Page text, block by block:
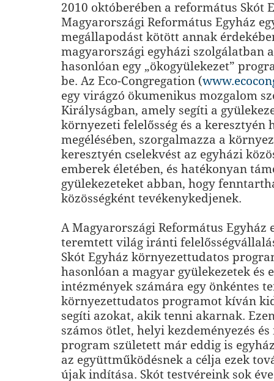
2010 októberében a református Skót
Magyarországi Református Egyház
megállapodást kötött annak
magyarországi egyházi szolgálatban
hasonlóan egy „ökogyülekezet”
be. Az Eco-Congregation (
egy virágzó ökumenikus mozgalom
Királyságban, amely segíti a
környezeti felelősség és a keresztyén
megélésében, szorgalmazza a
keresztyén cselekvést az egyházi
emberek életében, és hatékonyan
gyülekezeteket abban, hogy
közösségként tevékenykedjenek.
A Magyarországi Református Egyház
teremtett világ iránti
Skót Egyház környezettudatos
hasonlóan a magyar gyülekezetek és
intézmények számára egy önkéntes
környezettudatos programot kíván
segíti azokat, akik tenni akarnak.
számos ötlet, helyi kezdeményezés
program született már eddig is
az együttműködésnek a célja ezek
újak indítása. Skót testvéreink sok